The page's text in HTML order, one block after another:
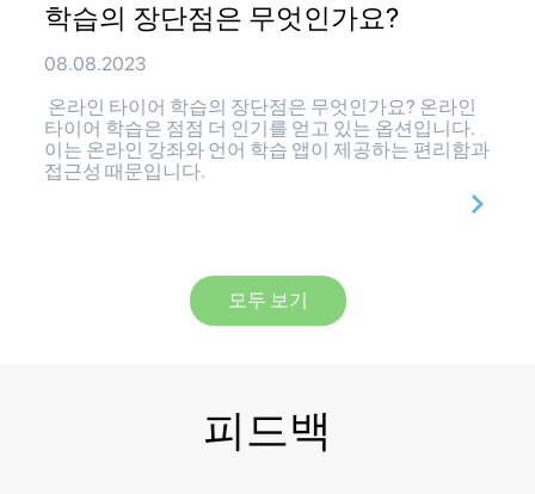
학습의 장단점은 무엇인가요?
08.08.2023
온라인 타이어 학습의 장단점은 무엇인가요? 온라인
타이어 학습은 점점 더 인기를 얻고 있는 옵션입니다.
이는 온라인 강좌와 언어 학습 앱이 제공하는 편리함과
접근성 때문입니다.
모두 보기
피드백